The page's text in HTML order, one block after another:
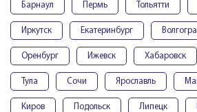
Барнаул Пермь Тольятти
Иркутск Екатеринбург
Оренбург Ижевск Хабаровск
Тула Сочи Ярославль
Киров Подольск Липецк